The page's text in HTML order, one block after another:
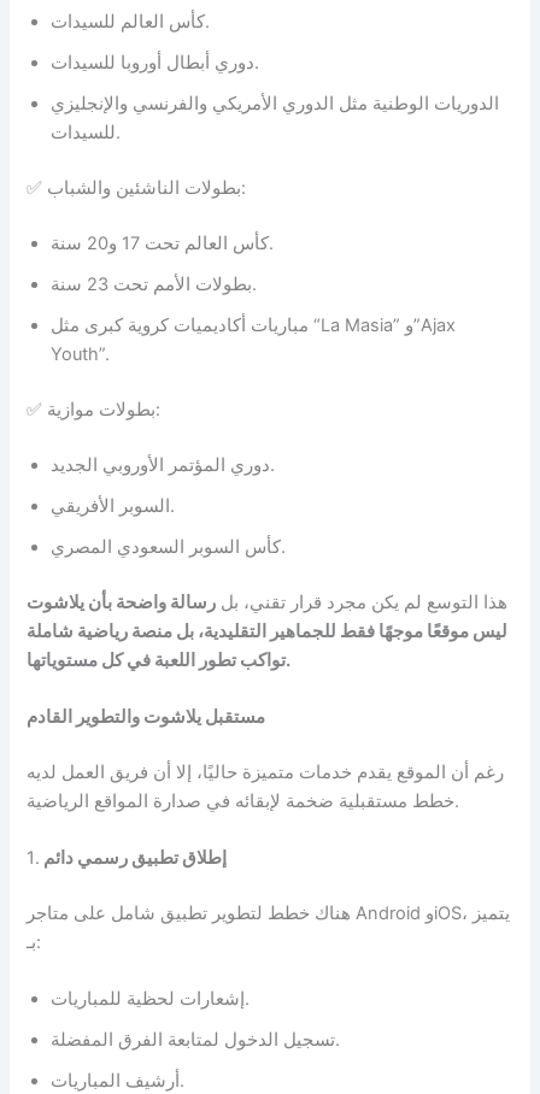
كأس العالم للسيدات.
دوري أبطال أوروبا للسيدات.
الدوريات الوطنية مثل الدوري الأمريكي والفرنسي والإنجليزي
للسيدات.
✅ بطولات الناشئين والشباب:
كأس العالم تحت 17 و20 سنة.
بطولات الأمم تحت 23 سنة.
مباريات أكاديميات كروية كبرى مثل “La Masia” و”Ajax
Youth”.
✅ بطولات موازية:
دوري المؤتمر الأوروبي الجديد.
السوبر الأفريقي.
كأس السوبر السعودي المصري.
هذا التوسع لم يكن مجرد قرار تقني، بل رسالة واضحة بأن يلاشوت
ليس موقعًا موجهًا فقط للجماهير التقليدية، بل منصة رياضية شاملة
تواكب تطور اللعبة في كل مستوياتها.
مستقبل يلاشوت والتطوير القادم
رغم أن الموقع يقدم خدمات متميزة حاليًا، إلا أن فريق العمل لديه
خطط مستقبلية ضخمة لإبقائه في صدارة المواقع الرياضية.
1. إطلاق تطبيق رسمي دائم
هناك خطط لتطوير تطبيق شامل على متاجر Android وiOS، يتميز
بـ:
إشعارات لحظية للمباريات.
تسجيل الدخول لمتابعة الفرق المفضلة.
أرشيف المباريات.